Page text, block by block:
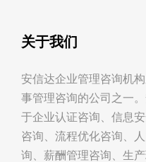
关于我们
安信达企业管理咨询机
事管理咨询的公司之一
于企业认证咨询、信息
咨询、流程优化咨询、
询、薪酬管理咨询、生